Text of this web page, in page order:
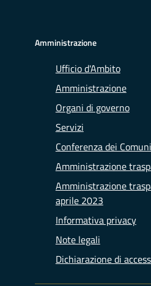
Amministrazione
Ufficio d'Ambito
Amministrazione
Organi di governo
Servizi
Conferenza dei Comuni
Amministrazione
Amministrazione
aprile 2023
Informativa privacy
Note legali
Dichiarazione di